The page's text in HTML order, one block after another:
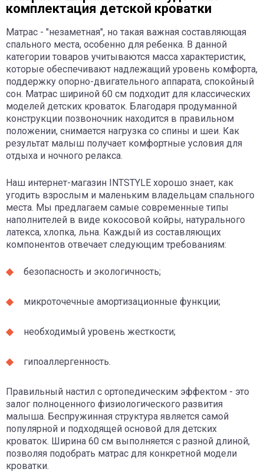
комплектация детской кроватки
Матрас - "незаметная", но такая важная составляющая
спального места, особенно для ребенка. В данной
категории товаров учитываются масса характеристик,
которые обеспечивают надлежащий уровень комфорта,
поддержку опорно-двигательного аппарата, спокойный
сон. Матрас шириной 60 см подходит для классических
моделей детских кроваток. Благодаря продуманной
конструкции позвоночник находится в правильном
положении, снимается нагрузка со спины и шеи. Как
результат малыш получает комфортные условия для
отдыха и ночного релакса.
Наш интернет-магазин INTSTYLE хорошо знает, как
угодить взрослым и маленьким владельцам спального
места. Мы предлагаем самые современные типы
наполнителей в виде кокосовой койры, натурального
латекса, хлопка, льна. Каждый из составляющих
компонентов отвечает следующим требованиям:
безопасность и экологичность;
микроточечные амортизационные функции;
необходимый уровень жесткости;
гипоаллергенность.
Правильный настил с ортопедическим эффектом - это
залог полноценного физиологического развития
малыша. Беспружинная структура является самой
популярной и подходящей основой для детских
кроваток. Ширина 60 см выполняется с разной длиной,
позволяя подобрать матрас для конкретной модели
кроватки.